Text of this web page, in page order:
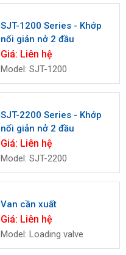
SJT-1200 Series - Khớp
nối giản nở 2 đầu
Giá: Liên hệ
Model: SJT-1200
SJT-2200 Series - Khớp
nối giản nở 2 đầu
Giá: Liên hệ
Model: SJT-2200
Van cần xuất
Giá: Liên hệ
Model: Loading valve